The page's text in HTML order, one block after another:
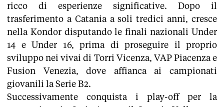
ricco di esperienze significative. Dopo il
trasferimento a Catania a soli tredici anni, cresce
nella Kondor disputando le finali nazionali Under
14 e Under 16, prima di proseguire il proprio
sviluppo nei vivai di Torri Vicenza, VAP Piacenza e
Fusion Venezia, dove affianca ai campionati
giovanili la Serie B2.
Successivamente conquista i play-off per la